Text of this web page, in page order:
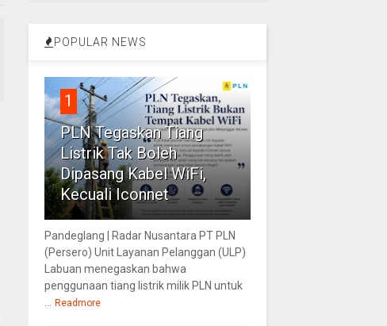
POPULAR NEWS
1
PLN Tegaskan Tiang
Listrik Tak Boleh
Dipasang Kabel WiFi,
Kecuali Iconnet
Pandeglang | Radar Nusantara PT PLN
(Persero) Unit Layanan Pelanggan (ULP)
Labuan menegaskan bahwa
penggunaan tiang listrik milik PLN untuk
Readmore